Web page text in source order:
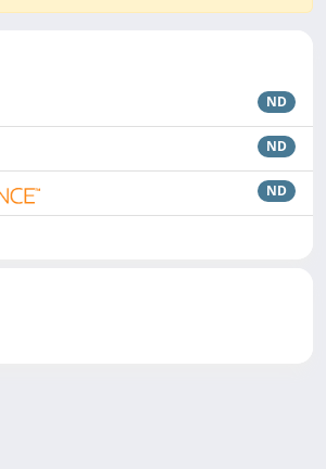
ND
ND
ND